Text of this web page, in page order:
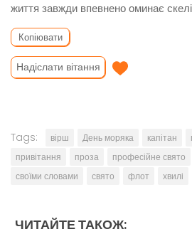
життя завжди впевнено оминає
Копіювати
Надіслати вітання
Tags: вірш День моряка капітан
привітання
проза професійне свято
своїми словами
свято флот хвилі
ЧИТАЙТЕ ТАКОЖ: